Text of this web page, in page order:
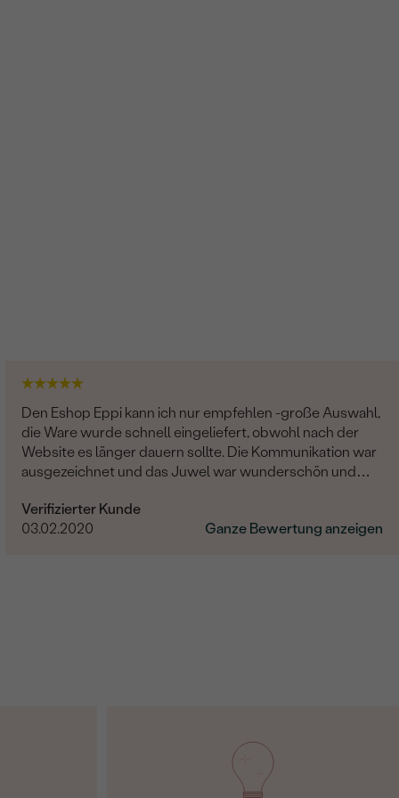
Den Eshop Eppi kann ich nur empfehlen -große Auswahl,
die Ware wurde schnell eingeliefert, obwohl nach der
Website es länger dauern sollte. Die Kommunikation war
ausgezeichnet und das Juwel war wunderschön und
Verifizierter Kunde
03.02.2020
Ganze Bewertung anzeigen